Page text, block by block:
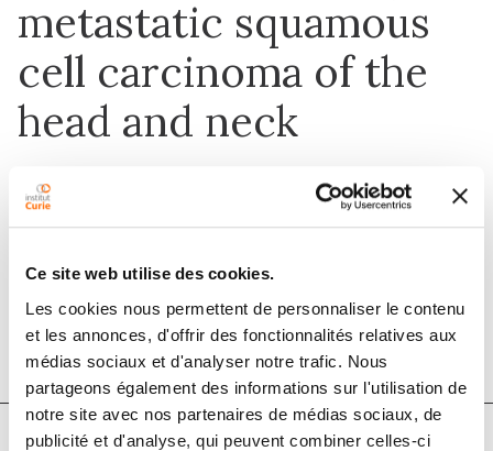
Ce site web utilise des cookies.
Les cookies nous permettent de personnaliser le contenu
et les annonces, d'offrir des fonctionnalités relatives aux
médias sociaux et d'analyser notre trafic. Nous
partageons également des informations sur l'utilisation de
notre site avec nos partenaires de médias sociaux, de
publicité et d'analyse, qui peuvent combiner celles-ci
metastatic squamous
cell carcinoma of the
head and neck
1 nov. 2019
DOI :10.1016/j.ejca.2019.08.026